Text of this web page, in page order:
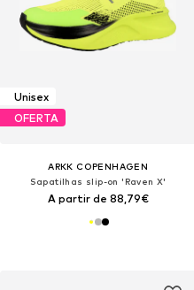
Unisex
OFERTA
ARKK COPENHAGEN
Sapatilhas slip-on 'Raven X'
A partir de 88,79€